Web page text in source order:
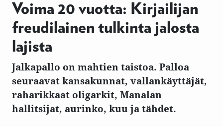
Voima 20 vuotta: Kirjailijan
freudilainen tulkinta jalosta
lajista
Jalkapallo on mahtien taistoa. Palloa
seuraavat kansakunnat, vallankäyttäjät,
raharikkaat oligarkit, Manalan
hallitsijat, aurinko, kuu ja tähdet.